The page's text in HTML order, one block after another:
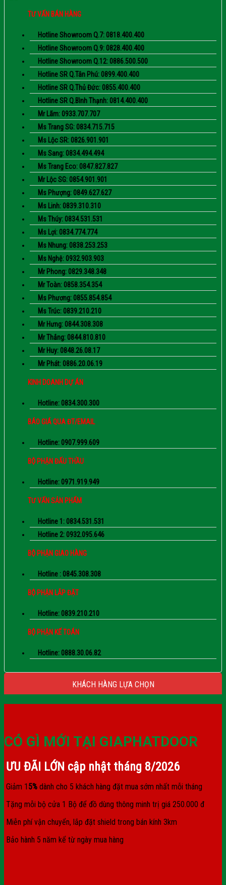
TƯ VẤN BÁN HÀNG
Hotline Showroom Q.7: 0818.400.400
Hotline Showroom Q.9: 0828.400.400
Hotline Showroom Q.12: 0886.500.500
Hotline SR Q.Tân Phú: 0899.400.400
Hotline SR Q.Thủ Đức: 0855.400.400
Hotline SR Q.Bình Thạnh: 0814.400.400
Mr Lãm: 0933.707.707
Ms Trang SG: 0834.715.715
Ms Lộc SR: 0826.901.901
Ms Sang: 0834.494.494
Ms Trang Eco: 0847.827.827
Mr Lộc SG: 0854.901.901
Ms Phượng: 0849.627.627
Ms Linh: 0839.310.310
Ms Thúy: 0834.531.531
Ms Lợi: 0834.774.774
Ms Nhung: 0838.253.253
Ms Nghệ: 0932.903.903
Mr Phong: 0829.348.348
Mr Toàn: 0858.354.354
Ms Phương: 0855.854.854
Ms Trúc: 0839.210.210
Mr Hưng: 0844.308.308
Mr Thắng: 0844.810.810
Mr Huy: 0848.26.08.17
Mr Phát: 0886.20.06.19
KINH DOANH DỰ ÁN
Hotline: 0834.300.300
BÁO GIÁ QUA ĐT/EMAIL
Hotline: 0907.999.609
BỘ PHẬN ĐẤU THẦU
Hotline: 0971.919.949
TƯ VẤN SẢN PHẨM
Hotline 1: 0834.531.531
Hotline 2: 0932.095.646
BỘ PHẬN GIAO HÀNG
Hotline : 0845.308.308
BỘ PHẬN LẮP ĐẶT
Hotline: 0839.210.210
BỘ PHẬN KẾ TOÁN
Hotline: 0888.30.06.82
KHÁCH HÀNG LỰA CHỌN
CÓ GÌ MỚI TẠI GIAPHATDOOR
ƯU ĐÃI LỚN cập nhật tháng 8/2026
Giảm 1 5% dành cho 5 khách hàng đặt mua sớm nhất mỗi tháng
Tặng mỗi bộ cửa 1 Bộ để đồ dùng thông minh trị giá 250.000 đ
Miễn phí vận chuyển, lắp đặt shield trong bán kính 3km
Bảo hành 5 năm kể từ ngày mua hàng